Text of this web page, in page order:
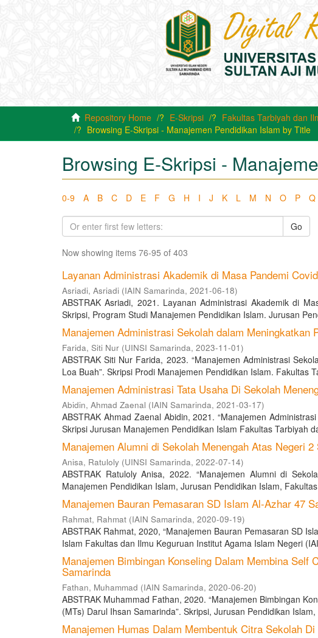
Repository Home E-Skripsi Fakultas Tarbiyah dan
Browsing E-Skripsi - Manajemen Pendidikan Islam by Title
Browsing E-Skripsi -
0-9 A B C D E F G H I J K L M N O P Q
Go
Now showing items 76-95 of 403
Layanan Administrasi Akademik di Masa Pandemi
Asriadi, Asriadi (IAIN Samarinda, 2021-06-18)
ABSTRAK Asriadi, 2021. Layanan Administrasi Akademik di
Skripsi, Program Studi Manajemen Pendidikan Islam. Jurusan
Manajemen Administrasi Sekolah dalam
Farida, Siti Nur (UINSI Samarinda, 2023-11-01)
ABSTRAK Siti Nur Farida, 2023. “Manajemen Administrasi
Loa Buah”. Skripsi Prodi Manajemen Pendidikan Islam. Fakultas
Manajemen Administrasi Tata Usaha Di Sekolah
Abidin, Ahmad Zaenal (IAIN Samarinda, 2021-03-17)
ABSTRAK Ahmad Zaenal Abidin, 2021. “Manajemen
Skripsi Jurusan Manajemen Pendidikan Islam Fakultas Tarbiyah
Manajemen Alumni di Sekolah Menengah Atas Negeri 2
Anisa, Ratuloly (UINSI Samarinda, 2022-07-14)
ABSTRAK Ratuloly Anisa, 2022. “Manajemen Alumni di
Manajemen Pendidikan Islam, Jurusan Pendidikan Islam,
Manajemen Bauran Pemasaran SD Islam Al-Azhar 47
Rahmat, Rahmat (IAIN Samarinda, 2020-09-19)
ABSTRAK Rahmat, 2020, “Manajemen Bauran Pemasaran SD
Islam Fakultas dan Ilmu Keguruan Institut Agama Islam Negeri
Manajemen Bimbingan Konseling Dalam Membina
Samarinda
Fathan, Muhammad (IAIN Samarinda, 2020-06-20)
ABSTRAK Muhammad Fathan, 2020. “Manajemen Bimbingan
(MTs) Darul Ihsan Samarinda”. Skripsi, Jurusan Pendidikan
Manajemen Humas Dalam Membentuk Citra Sekolah